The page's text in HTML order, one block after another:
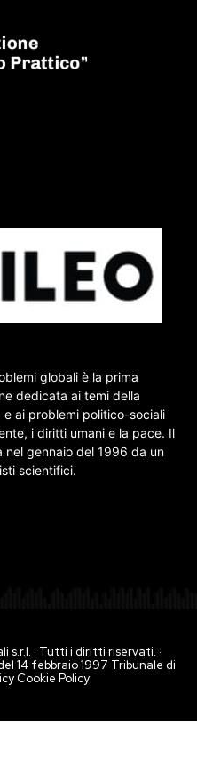
globali è la prima
dedicata ai temi della
ai problemi politico-sociali
i diritti umani e la pace. Il
nel gennaio del 1996 da un
scientifici.
s.r.l. · Tutti i diritti riservati. ·
14 febbraio 1997 Tribunale di
Cookie Policy